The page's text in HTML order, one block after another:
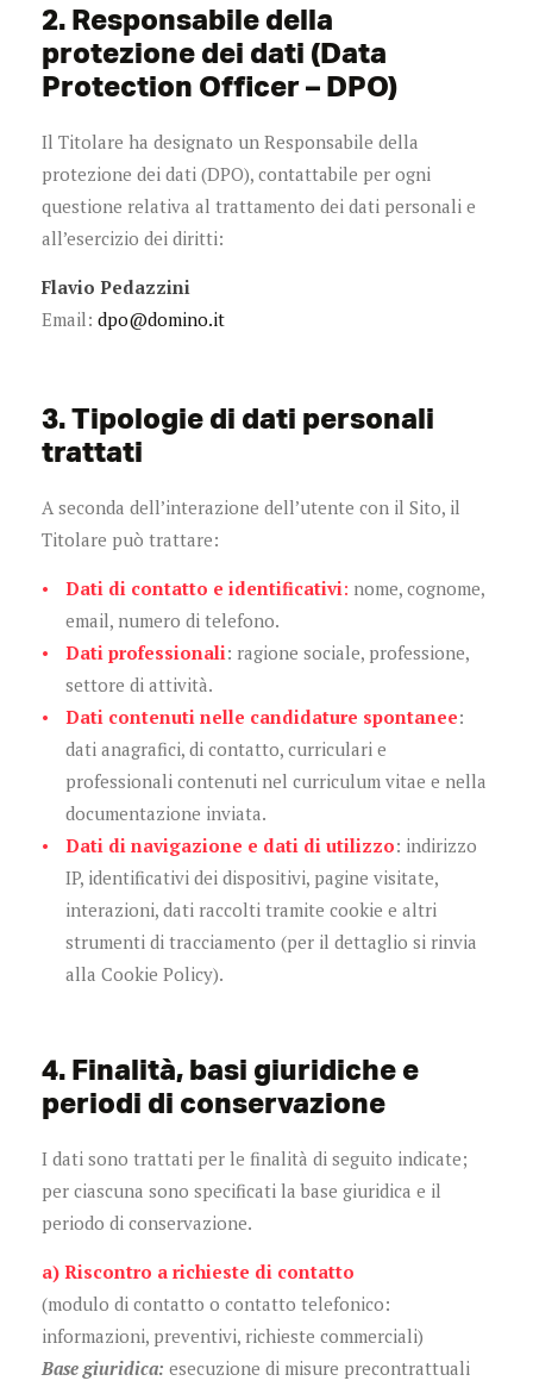
2. Responsabile della
protezione dei dati (Data
Protection Officer – DPO)
Il Titolare ha designato un Responsabile della
protezione dei dati (DPO), contattabile per ogni
questione relativa al trattamento dei dati personali e
all’esercizio dei diritti:
Flavio Pedazzini
Email: dpo@domino.it
3. Tipologie di dati personali
trattati
A seconda dell’interazione dell’utente con il Sito, il
Titolare può trattare:
Dati di contatto e identificativi: nome, cognome,
email, numero di telefono.
Dati professionali: ragione sociale, professione,
settore di attività.
Dati contenuti nelle candidature spontanee:
dati anagrafici, di contatto, curriculari e
professionali contenuti nel curriculum vitae e nella
documentazione inviata.
Dati di navigazione e dati di utilizzo: indirizzo
IP, identificativi dei dispositivi, pagine visitate,
interazioni, dati raccolti tramite cookie e altri
strumenti di tracciamento (per il dettaglio si rinvia
alla Cookie Policy).
4. Finalità, basi giuridiche e
periodi di conservazione
I dati sono trattati per le finalità di seguito indicate;
per ciascuna sono specificati la base giuridica e il
periodo di conservazione.
a) Riscontro a richieste di contatto
(modulo di contatto o contatto telefonico:
informazioni, preventivi, richieste commerciali)
Base giuridica: esecuzione di misure precontrattuali